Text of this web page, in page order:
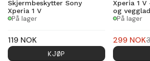
Skjermbeskytter Sony
Xperia 1 V
På lager
119 NOK
KJØP
Xperia 1
og
På lager
299 NOK